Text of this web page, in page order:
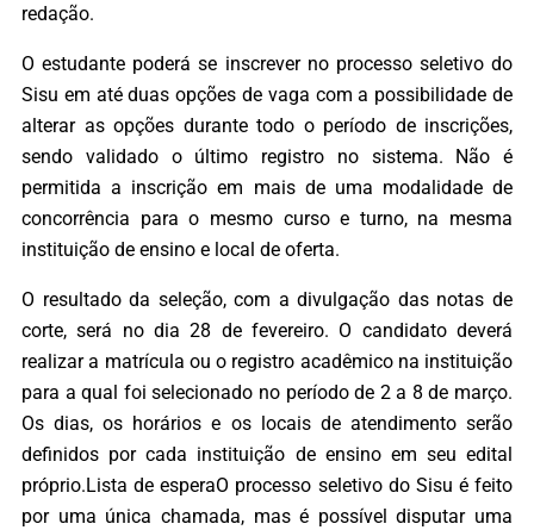
redação.
O estudante poderá se inscrever no processo seletivo do
Sisu em até duas opções de vaga com a possibilidade de
alterar as opções durante todo o período de inscrições,
sendo validado o último registro no sistema. Não é
permitida a inscrição em mais de uma modalidade de
concorrência para o mesmo curso e turno, na mesma
instituição de ensino e local de oferta.
O resultado da seleção, com a divulgação das notas de
corte, será no dia 28 de fevereiro. O candidato deverá
realizar a matrícula ou o registro acadêmico na instituição
para a qual foi selecionado no período de 2 a 8 de março.
Os dias, os horários e os locais de atendimento serão
definidos por cada instituição de ensino em seu edital
próprio.Lista de esperaO processo seletivo do Sisu é feito
por uma única chamada, mas é possível disputar uma